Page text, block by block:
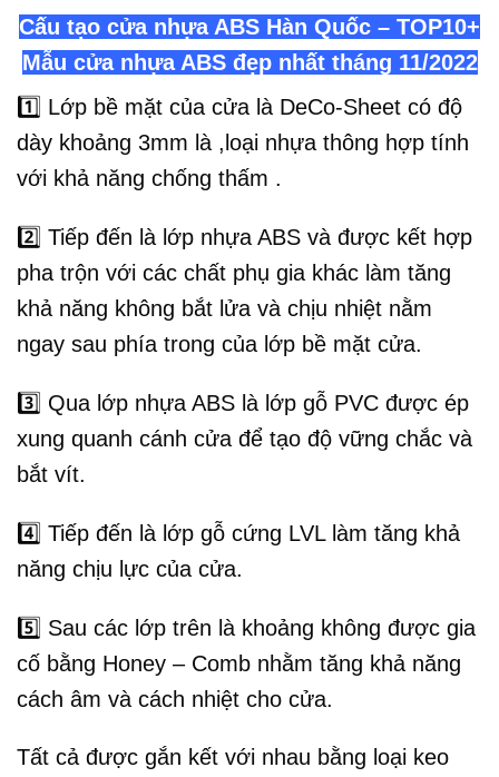
Cấu tạo cửa nhựa ABS Hàn Quốc – TOP10+
Mẫu cửa nhựa ABS đẹp nhất tháng 11/2022
1️⃣ Lớp bề mặt của cửa là DeCo-Sheet có độ
dày khoảng 3mm là ,loại nhựa thông hợp tính
với khả năng chống thấm .
2️⃣ Tiếp đến là lớp nhựa ABS và được kết hợp
pha trộn với các chất phụ gia khác làm tăng
khả năng không bắt lửa và chịu nhiệt nằm
ngay sau phía trong của lớp bề mặt cửa.
3️⃣ Qua lớp nhựa ABS là lớp gỗ PVC được ép
xung quanh cánh cửa để tạo độ vững chắc và
bắt vít.
4️⃣ Tiếp đến là lớp gỗ cứng LVL làm tăng khả
năng chịu lực của cửa.
5️⃣ Sau các lớp trên là khoảng không được gia
cố bằng Honey – Comb nhằm tăng khả năng
cách âm và cách nhiệt cho cửa.
Tất cả được gắn kết với nhau bằng loại keo